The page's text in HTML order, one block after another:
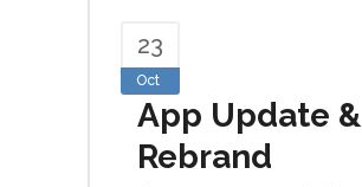
23
Oct
App Update &
Rebrand